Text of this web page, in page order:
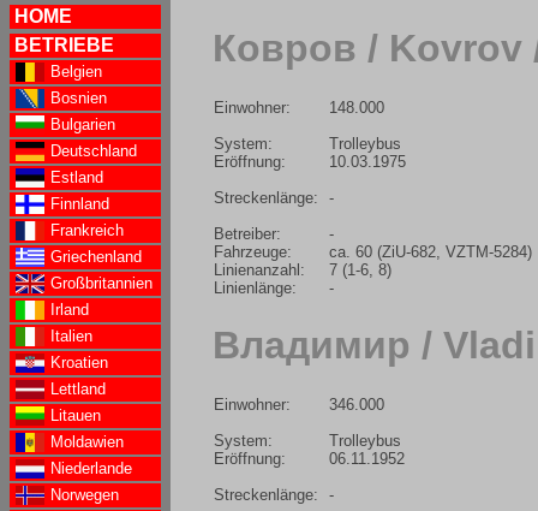
HOME
BETRIEBE
Belgien
Bosnien
Bulgarien
Deutschland
Estland
Finnland
Frankreich
Griechenland
Großbritannien
Irland
Italien
Kroatien
Lettland
Litauen
Moldawien
Niederlande
Norwegen
Ковров / Kovrov
Einwohner:
System:
Eröffnung:
Streckenlänge:
Betreiber:
Fahrzeuge:
Linienanzahl:
Linienlänge:
148.000
Trolleybus
10.03.1975
-
-
ca. 60 (ZiU-682, VZTM-5284)
7 (1-6, 8)
-
Владимир /
Einwohner:
System:
Eröffnung:
Streckenlänge:
346.000
Trolleybus
06.11.1952
-